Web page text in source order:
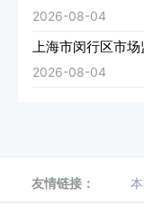
2026-08-04
上海市闵行区市
2026-08-04
友情链接：